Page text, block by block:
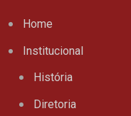
Home
Institucional
História
Diretoria